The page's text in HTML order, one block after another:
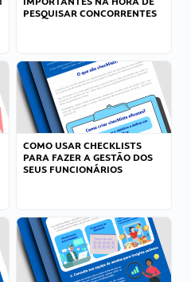
PESQUISAR CONCORRENTES
COMO USAR CHECKLISTS
PARA FAZER A GESTÃO DOS
SEUS FUNCIONÁRIOS